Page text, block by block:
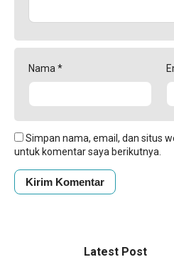
Nama*
Simpan nama, email, dan situs
untuk komentar saya berikutnya.
Latest Post